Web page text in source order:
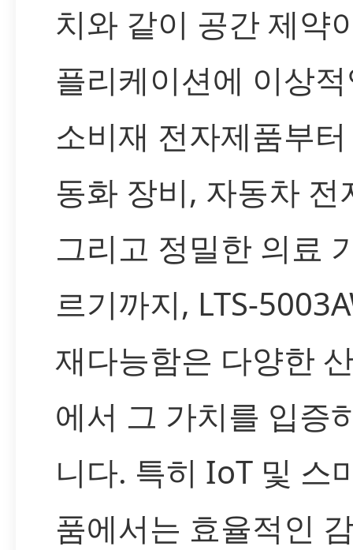
치와 같이 공간 제약
플리케이션에 이상
소비재 전자제품부
동화 장비, 자동차 전
그리고 정밀한 의료
르기까지, LTS-
재다능함은 다양한
에서 그 가치를 입증
니다. 특히 IoT 및 스
품에서는 효율적인